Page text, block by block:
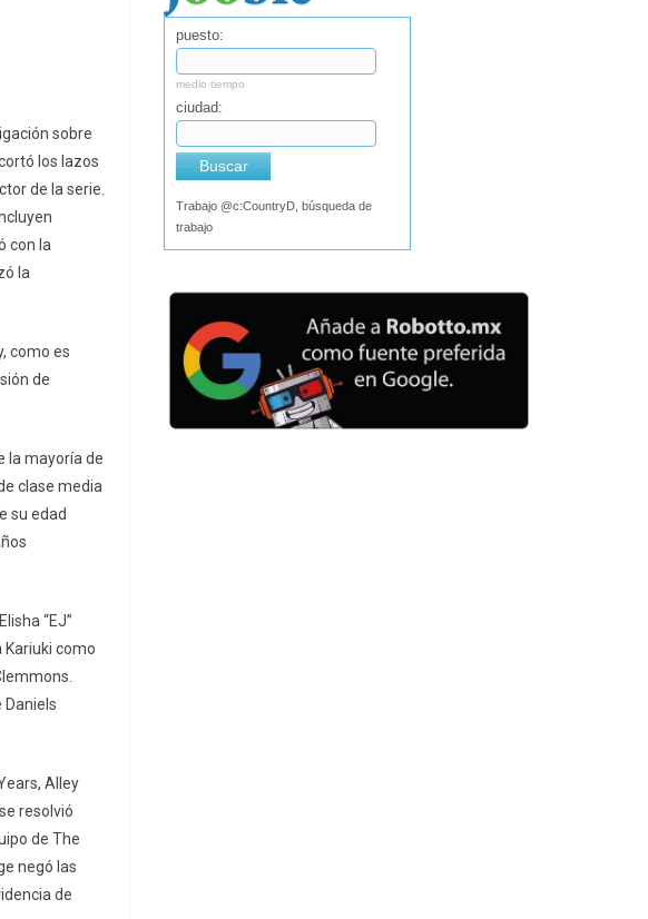
sobre
los lazos
de la serie.
con la
la
como es
de
la mayoría de
clase media
su edad
“EJ”
Kariuki como
Daniels
Alley
resolvió
de The
negó las
de
puesto:
medio tiempo
ciudad:
Buscar
Trabajo @c:CountryD, búsqueda de
trabajo